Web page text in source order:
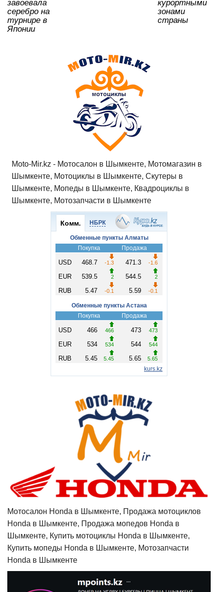
завоевала
серебро на
турнире в
Японии
курортными
зонами
страны
Moto-Mir.kz - Мотосалон в Шымкенте, Мотомагазин в
Шымкенте, Мотоциклы в Шымкенте, Скутеры в
Шымкенте, Мопеды в Шымкенте, Квадроциклы в
Шымкенте, Мотозапчасти в Шымкенте
Мотосалон Honda в Шымкенте, Продажа мотоциклов
Honda в Шымкенте, Продажа мопедов Honda в
Шымкенте, Купить мотоциклы Honda в Шымкенте,
Купить мопеды Honda в Шымкенте, Мотозапчасти
Honda в Шымкенте